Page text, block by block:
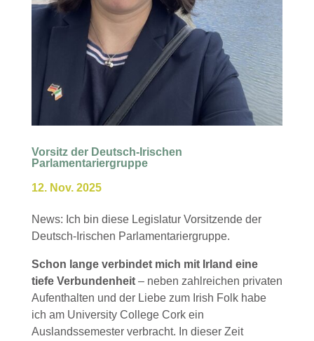
Vorsitz der Deutsch-Irischen
Parlamentariergruppe
12. Nov. 2025
News: Ich bin diese Legislatur Vorsitzende der
Deutsch-Irischen Parlamentariergruppe.
Schon lange verbindet mich mit Irland eine
tiefe Verbundenheit– neben zahlreichen privaten
Aufenthalten und der Liebe zum Irish Folk habe
ich am University College Cork ein
Auslandssemester verbracht. In dieser Zeit